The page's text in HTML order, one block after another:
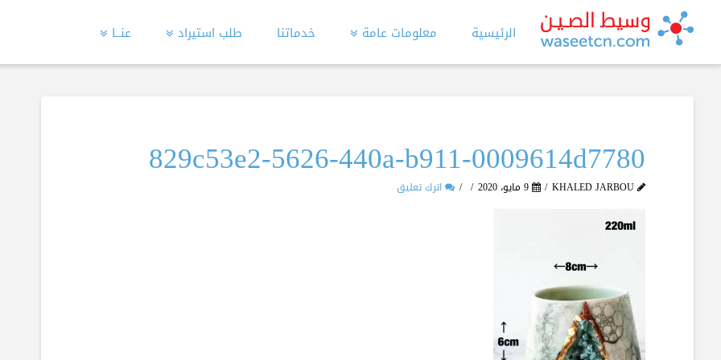
الرئيسية معلومات عامة خدماتنا طلب استيراد عنــا
829c53e2-5626-440a-b911-0009614d7780
KHALED JARBOU 9 مايو، 2020 اترك تعليق